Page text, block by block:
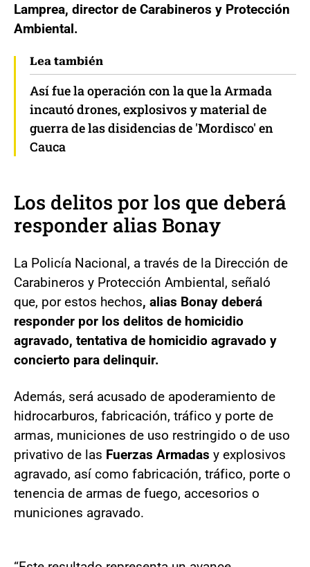
Lamprea, director de Carabineros y Protección
Ambiental.
Lea también
Así fue la operación con la que la Armada
incautó drones, explosivos y material de
guerra de las disidencias de 'Mordisco' en
Cauca
Los delitos por los que deberá
responder alias Bonay
La Policía Nacional, a través de la Dirección de
Carabineros y Protección Ambiental, señaló
que, por estos hechos, alias Bonay deberá
responder por los delitos de homicidio
agravado, tentativa de homicidio agravado y
concierto para delinquir.
Además, será acusado de apoderamiento de
hidrocarburos, fabricación, tráfico y porte de
armas, municiones de uso restringido o de uso
privativo de las Fuerzas Armadas y explosivos
agravado, así como fabricación, tráfico, porte o
tenencia de armas de fuego, accesorios o
municiones agravado.